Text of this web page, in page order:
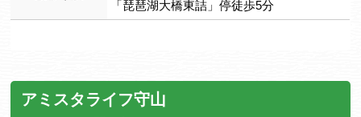
「琵琶湖大橋東詰」停徒歩5分
アミスタライフ守山